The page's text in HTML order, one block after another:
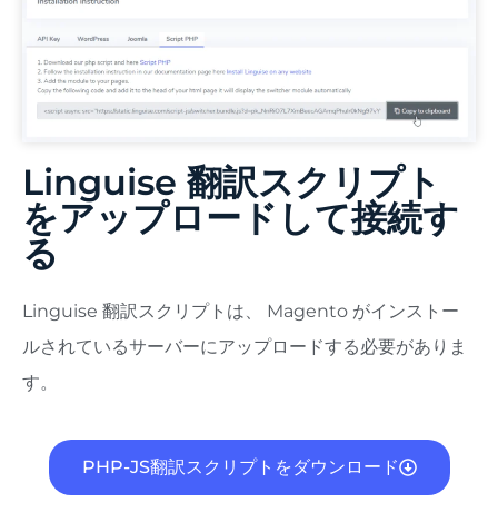
Linguise 翻訳スクリプト
をアップロードして接続す
る
Linguise 翻訳スクリプトは、 Magento がインストー
ルされているサーバーにアップロードする必要がありま
す。
PHP-JS翻訳スクリプトをダウンロード